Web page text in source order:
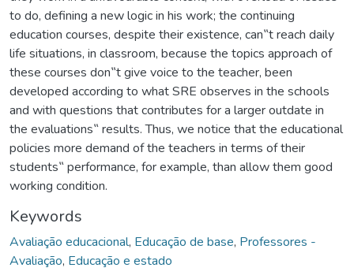
to do, defining a new logic in his work; the continuing
education courses, despite their existence, can‟t reach daily
life situations, in classroom, because the topics approach of
these courses don‟t give voice to the teacher, been
developed according to what SRE observes in the schools
and with questions that contributes for a larger outdate in
the evaluations‟ results. Thus, we notice that the educational
policies more demand of the teachers in terms of their
students‟ performance, for example, than allow them good
working condition.
Keywords
Avaliação educacional, Educação de base, Professores -
Avaliação, Educação e estado